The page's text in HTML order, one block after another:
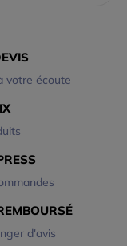
votre écoute
d'avis